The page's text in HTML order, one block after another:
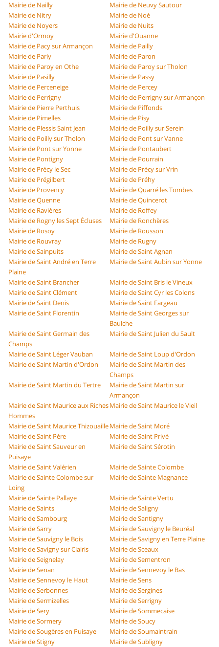
Mairie de Nailly
Mairie de Neuvy Sautour
Mairie de Nitry
Mairie de Noé
Mairie de Noyers
Mairie de Nuits
Mairie d'Ormoy
Mairie d'Ouanne
Mairie de Pacy sur Armançon
Mairie de Pailly
Mairie de Parly
Mairie de Paron
Mairie de Paroy en Othe
Mairie de Paroy sur Tholon
Mairie de Pasilly
Mairie de Passy
Mairie de Perceneige
Mairie de Percey
Mairie de Perrigny
Mairie de Perrigny sur Armançon
Mairie de Pierre Perthuis
Mairie de Piffonds
Mairie de Pimelles
Mairie de Pisy
Mairie de Plessis Saint Jean
Mairie de Poilly sur Serein
Mairie de Poilly sur Tholon
Mairie de Pont sur Vanne
Mairie de Pont sur Yonne
Mairie de Pontaubert
Mairie de Pontigny
Mairie de Pourrain
Mairie de Précy le Sec
Mairie de Précy sur Vrin
Mairie de Prégilbert
Mairie de Préhy
Mairie de Provency
Mairie de Quarré les Tombes
Mairie de Quenne
Mairie de Quincerot
Mairie de Ravières
Mairie de Roffey
Mairie de Rogny les Sept Écluses
Mairie de Ronchères
Mairie de Rosoy
Mairie de Rousson
Mairie de Rouvray
Mairie de Rugny
Mairie de Sainpuits
Mairie de Saint Agnan
Mairie de Saint André en Terre
Plaine
Mairie de Saint Aubin sur Yonne
Mairie de Saint Brancher
Mairie de Saint Bris le Vineux
Mairie de Saint Clément
Mairie de Saint Cyr les Colons
Mairie de Saint Denis
Mairie de Saint Fargeau
Mairie de Saint Florentin
Mairie de Saint Georges sur
Baulche
Mairie de Saint Germain des
Champs
Mairie de Saint Julien du Sault
Mairie de Saint Léger Vauban
Mairie de Saint Loup d'Ordon
Mairie de Saint Martin d'Ordon
Mairie de Saint Martin des
Champs
Mairie de Saint Martin du Tertre
Mairie de Saint Martin sur
Armançon
Mairie de Saint Maurice aux Riches
Hommes
Mairie de Saint Maurice le Vieil
Mairie de Saint Maurice ThizouailleMairie de Saint Moré
Mairie de Saint Père
Mairie de Saint Privé
Mairie de Saint Sauveur en
Puisaye
Mairie de Saint Sérotin
Mairie de Saint Valérien
Mairie de Sainte Colombe
Mairie de Sainte Colombe sur
Loing
Mairie de Sainte Magnance
Mairie de Sainte Pallaye
Mairie de Sainte Vertu
Mairie de Saints
Mairie de Saligny
Mairie de Sambourg
Mairie de Santigny
Mairie de Sarry
Mairie de Sauvigny le Beuréal
Mairie de Sauvigny le Bois
Mairie de Savigny en Terre Plaine
Mairie de Savigny sur Clairis
Mairie de Sceaux
Mairie de Seignelay
Mairie de Sementron
Mairie de Senan
Mairie de Sennevoy le Bas
Mairie de Sennevoy le Haut
Mairie de Sens
Mairie de Serbonnes
Mairie de Sergines
Mairie de Sermizelles
Mairie de Serrigny
Mairie de Sery
Mairie de Sommecaise
Mairie de Sormery
Mairie de Soucy
Mairie de Sougères en Puisaye
Mairie de Soumaintrain
Mairie de Stigny
Mairie de Subligny